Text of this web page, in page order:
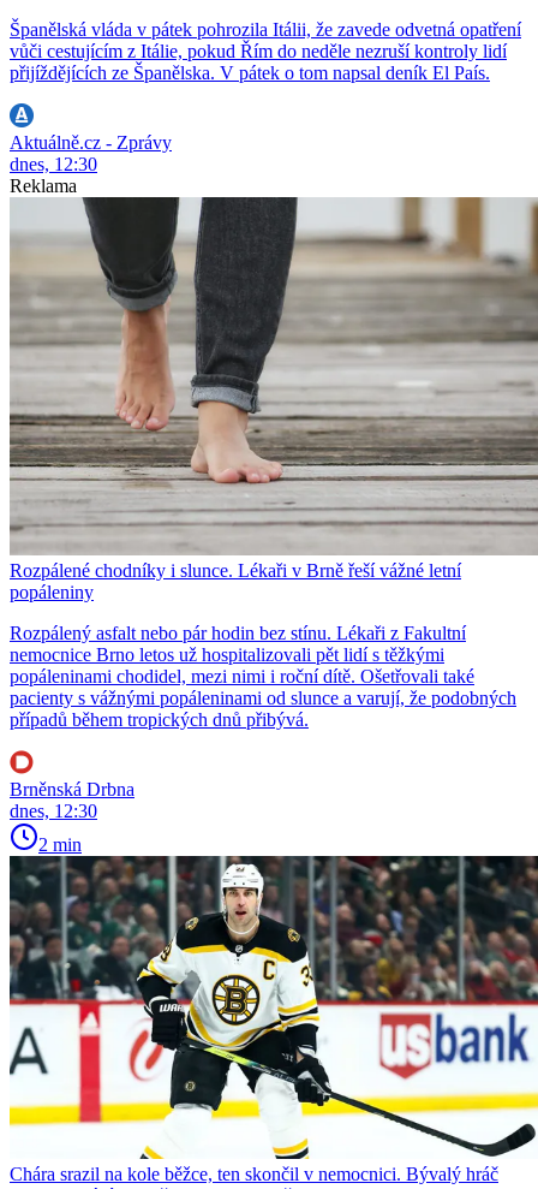
Španělská vláda v pátek pohrozila Itálii, že zavede odvetná opatření
vůči cestujícím z Itálie, pokud Řím do neděle nezruší kontroly lidí
přijíždějících ze Španělska. V pátek o tom napsal deník El País.
Aktuálně.cz - Zprávy
dnes, 12:30
Reklama
Rozpálené chodníky i slunce. Lékaři v Brně řeší vážné letní
popáleniny
Rozpálený asfalt nebo pár hodin bez stínu. Lékaři z Fakultní
nemocnice Brno letos už hospitalizovali pět lidí s těžkými
popáleninami chodidel, mezi nimi i roční dítě. Ošetřovali také
pacienty s vážnými popáleninami od slunce a varují, že podobných
případů během tropických dnů přibývá.
Brněnská Drbna
dnes, 12:30
2 min
Chára srazil na kole běžce, ten skončil v nemocnici. Bývalý hráč